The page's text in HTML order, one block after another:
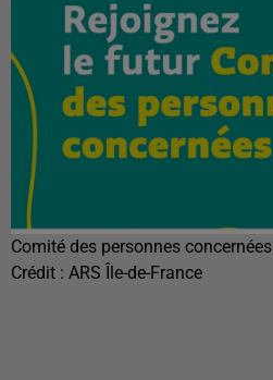
Comité des personnes concernées
Crédit : ARS Île-de-France